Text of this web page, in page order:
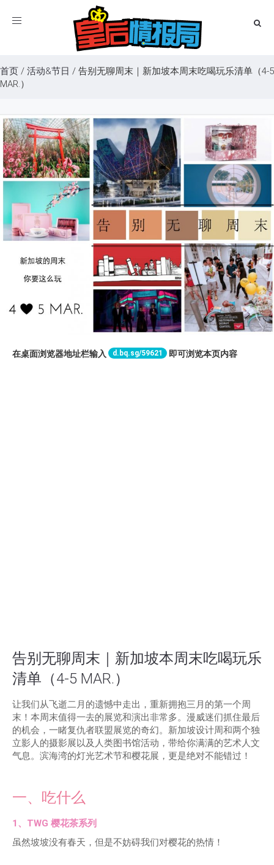
Toggle
首页 / 活动&节日 / 告别无聊周末｜新加坡本周末吃喝玩乐清单（4-5
MAR.）
在桌面浏览器地址栏输入 d.bq.sg/59621 即可浏览本页内容
告别无聊周末｜新加坡本周末吃喝玩乐
清单（4-5 MAR.）
让我们从飞逝二月的遗憾中走出，重新拥抱三月的第一个周
末！本周末值得一去的展览和演出非常多。漫威迷们抓住最后
的机会，一睹复仇者联盟展览的奇幻。新加坡设计周和两个独
立影人的摄影展以及人类图书馆活动，带给你满满的艺术人文
气息。滨海湾的灯光艺术节和樱花展，更是绝对不能错过！
一、吃什么
1、TWG 樱花茶系列
虽然坡坡没有春天，但是不妨碍我们对樱花的热情！